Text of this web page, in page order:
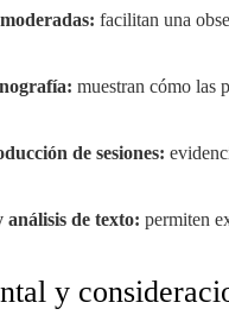
facilitan una
muestran cómo las
de sesiones:
de texto: permiten
y